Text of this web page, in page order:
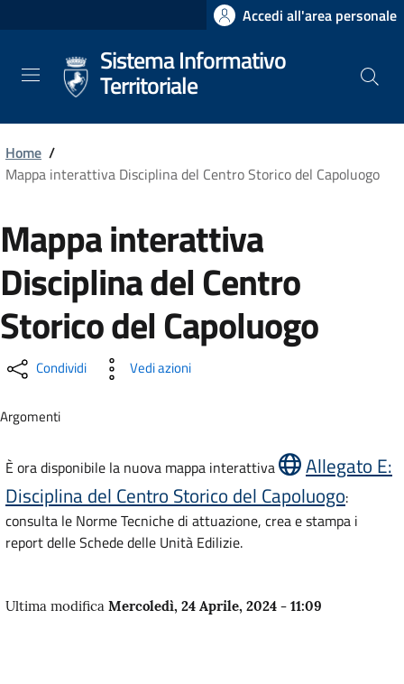
al
principale
Accedi all'area personale
Sistema Informativo
Territoriale
Home /
Mappa interattiva Disciplina del Centro Storico del Capoluogo
Mappa interattiva
Disciplina del Centro
Storico del Capoluogo
Condividi Vedi azioni
Argomenti
È ora disponibile la nuova mappa interattiva
Allegato E:
Disciplina del Centro Storico del Capoluogo:
consulta le Norme Tecniche di attuazione, crea e stampa i
report delle Schede delle Unità Edilizie.
Ultima modifica Mercoledì, 24 Aprile, 2024 - 11:09